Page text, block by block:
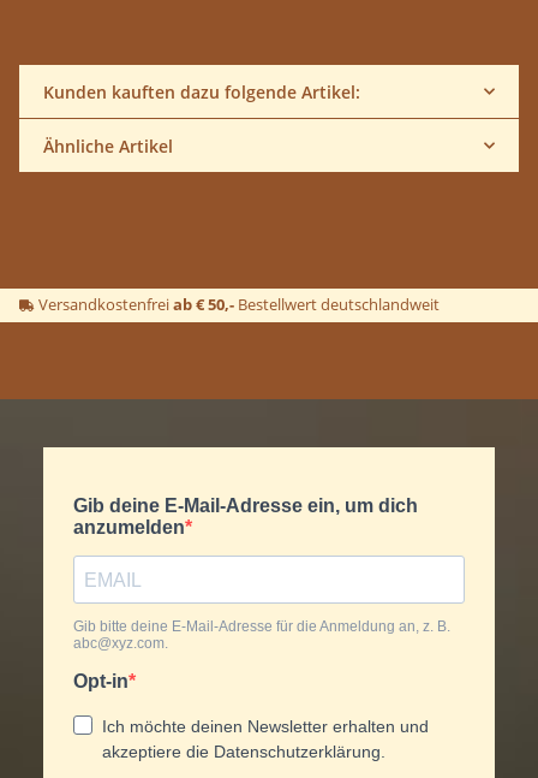
Kunden kauften dazu folgende Artikel:
Ähnliche Artikel
Versandkostenfreiab € 50,- Bestellwert deutschlandweit